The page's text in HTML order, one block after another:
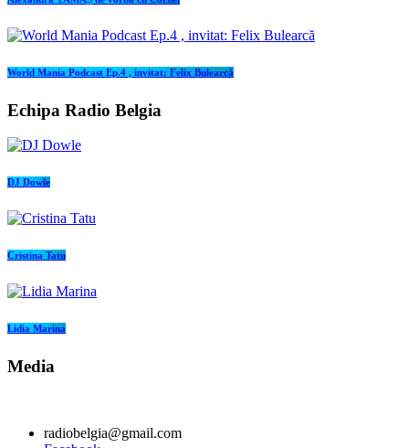
World Mania Podcast Ep.4 , invitat: Felix Bulearcă
Echipa Radio Belgia
DJ Dowle
Cristina Tatu
Lidia Marina
Media
radiobelgia@gmail.com